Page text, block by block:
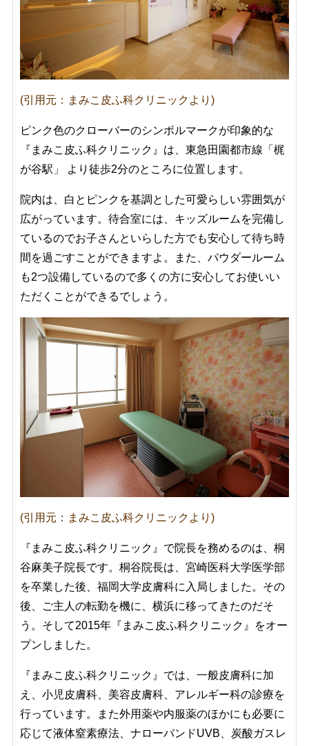
(引用元：まみこ皮ふ科クリニックより)
ピンク色のクローバーのシンボルマークが印象的な
『まみこ皮ふ科クリニック』は、 東急田園都市線「梶
が谷駅」 より徒歩2分のところに位置します。
院内は、白とピンクを基調とした可愛らしい雰囲気が
広がっています。待合室には、キッズルームを完備し
ているのでお子さんといらした方でも安心して待ち時
間を過ごすことができますよ。また、パウダールーム
も2つ設備しているので多くの方に安心してお使いい
ただくことができるでしょう。
(引用元：まみこ皮ふ科クリニックより)
『まみこ皮ふ科クリニック』で院長を務めるのは、桐
谷麻美子院長です。桐谷院長は、宮崎医科大学医学部
を卒業した後、福岡大学皮膚科に入局しました。その
後、ご主人の転勤を機に、横浜に移ってきたのだそ
う。そして2015年『まみこ皮ふ科クリニック』をオー
プンしました。
『まみこ皮ふ科クリニック』では、一般皮膚科に加
え、小児皮膚科、美容皮膚科、アレルギー科の診療を
行っています。また外用薬や内服薬のほかにも必要に
応じて液体窒素療法、ナローバンドUVB、炭酸ガスレ